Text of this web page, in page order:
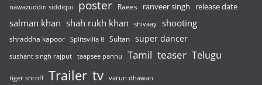
nawazuddin siddiqui poster Raees ranveer singh release date
salman khan shah rukh khan shivaay shooting
shraddha kapoor Splitsvilla 8 Sultan super dancer
sushant singh rajput taapsee pannu Tamil teaser Telugu
tiger shroff Trailer tv varun dhawan